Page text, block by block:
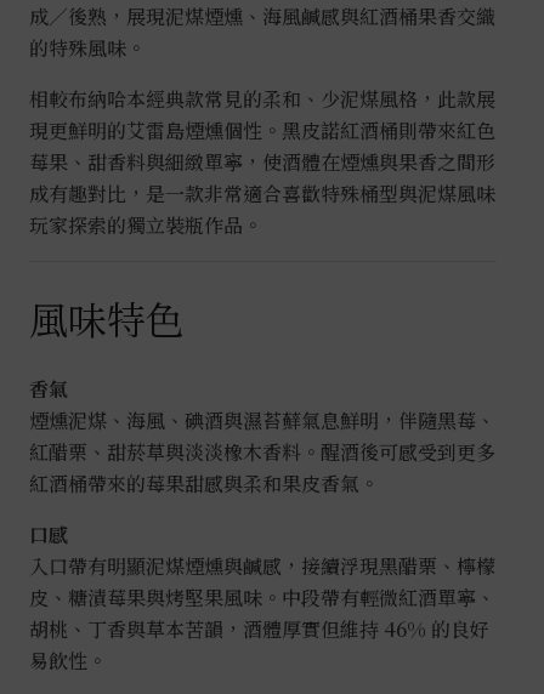
成／後熟，展現泥煤煙燻、海風鹹感與紅酒桶果香交織
的特殊風味。
相較布納哈本經典款常見的柔和、少泥煤風格，此款展
現更鮮明的艾雷島煙燻個性。黑皮諾紅酒桶則帶來紅色
莓果、甜香料與細緻單寧，使酒體在煙燻與果香之間形
成有趣對比，是一款非常適合喜歡特殊桶型與泥煤風味
玩家探索的獨立裝瓶作品。
風味特色
香氣
煙燻泥煤、海風、碘酒與濕苔蘚氣息鮮明，伴隨黑莓、
紅醋栗、甜菸草與淡淡橡木香料。醒酒後可感受到更多
紅酒桶帶來的莓果甜感與柔和果皮香氣。
口感
入口帶有明顯泥煤煙燻與鹹感，接續浮現黑醋栗、檸檬
皮、糖漬莓果與烤堅果風味。中段帶有輕微紅酒單寧、
胡桃、丁香與草本苦韻，酒體厚實但維持 46% 的良好
易飲性。